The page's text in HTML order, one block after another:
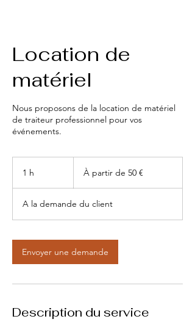
Location de
matériel
Nous proposons de la location de matériel
de traiteur professionnel pour vos
événements.
1 h
partir
euros
À partir de 50 €
A la demande du client
Envoyer une demande
Description du service